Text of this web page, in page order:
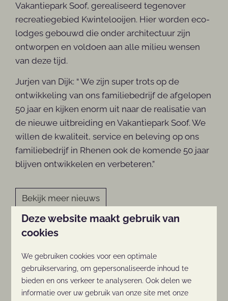
Vakantiepark Soof, gerealiseerd tegenover
recreatiegebied Kwintelooijen. Hier worden eco-
lodges gebouwd die onder architectuur zijn
ontworpen en voldoen aan alle milieu wensen
van deze tijd.
Jurjen van Dijk: “ We zijn super trots op de
ontwikkeling van ons familiebedrijf de afgelopen
50 jaar en kijken enorm uit naar de realisatie van
de nieuwe uitbreiding en Vakantiepark Soof. We
willen de kwaliteit, service en beleving op ons
familiebedrijf in Rhenen ook de komende 50 jaar
blijven ontwikkelen en verbeteren.”
Bekijk meer nieuws
ontdek de natuur!
Verken het prachtige natuurgebied
Kwintelooijen; dé omgeving om te wandelen,
Deze website maakt gebruik van
cookies
We gebruiken cookies voor een optimale
gebruikservaring, om gepersonaliseerde inhoud te
bieden en ons verkeer te analyseren. Ook delen we
informatie over uw gebruik van onze site met onze